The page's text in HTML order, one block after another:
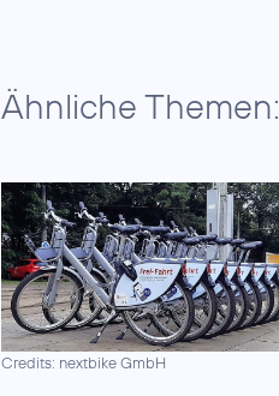
Ähnliche Themen:
Credits: nextbike GmbH